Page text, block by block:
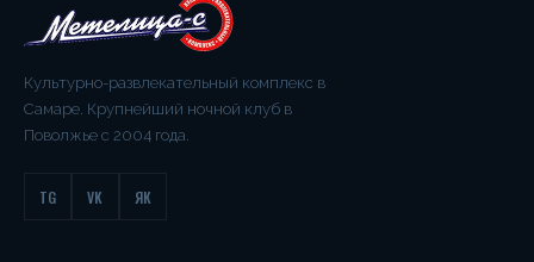
Культурно-развлекательный комплекс в
Самаре. Крупнейший ночной клуб в
Поволжье с 2004 года.
TG VK ЯК